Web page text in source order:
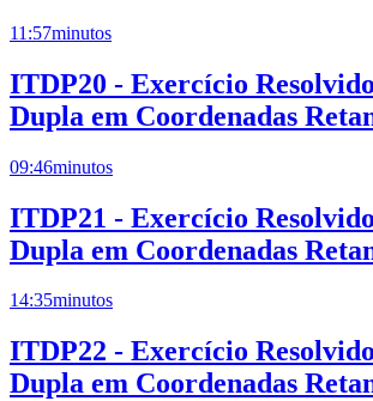
11:57minutos
ITDP20 - Exercício
Dupla em Coordenadas
09:46minutos
ITDP21 - Exercício
Dupla em Coordenadas
14:35minutos
ITDP22 - Exercício
Dupla em Coordenadas